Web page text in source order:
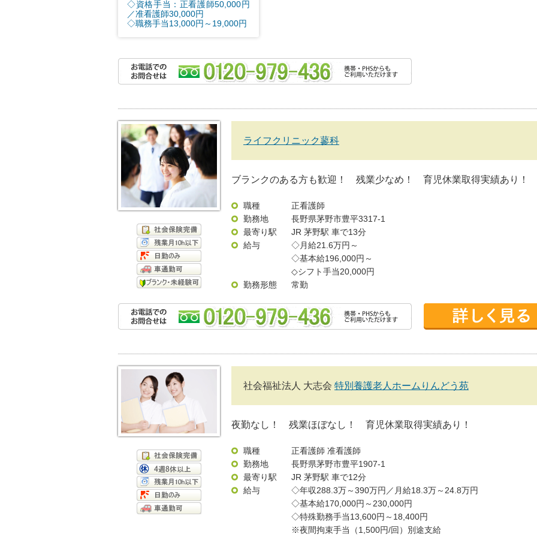
◇資格手当：正看護師50,000円
／准看護師30,000円
◇職務手当13,000円～19,000円
ライフクリニック蓼科
ブランクのある方も歓迎！ 残業少なめ！ 育児休業取得実績あり！
職種
正看護師
勤務地
長野県茅野市豊平3317-1
最寄り駅
JR 茅野駅 車で13分
給与
◇月給21.6万円～
◇基本給196,000円～
◇シフト手当20,000円
勤務形態
常勤
社会福祉法人 大志会 特別養護老人ホームりんどう苑
夜勤なし！ 残業ほぼなし！ 育児休業取得実績あり！
職種 正看護師 准看護師
勤務地
長野県茅野市豊平1907-1
最寄り駅
JR 茅野駅 車で12分
給与
◇年収288.3万～390万円／月給18.3万～24.8万円
◇基本給170,000円～230,000円
◇特殊勤務手当13,600円～18,400円
※夜間拘束手当（1,500円/回）別途支給